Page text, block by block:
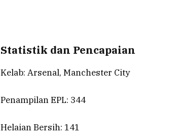
Statistik dan Pencapaian
Kelab: Arsenal, Manchester City
Penampilan EPL: 344
Helaian Bersih: 141